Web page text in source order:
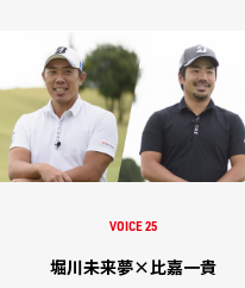
VOICE 25
堀川未来夢×比嘉一貴